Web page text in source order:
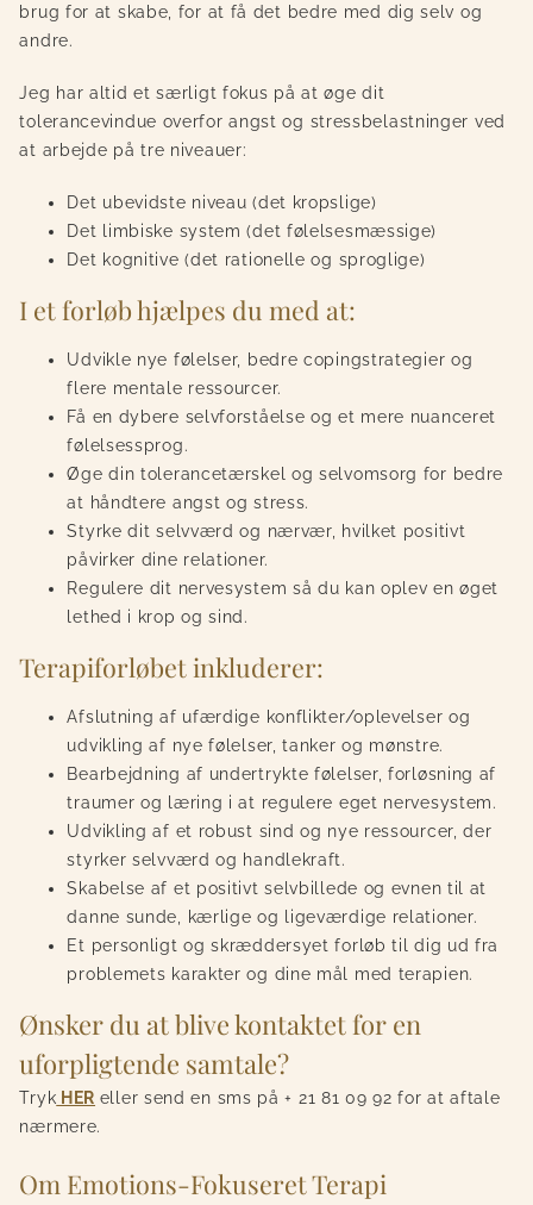
brug for at skabe, for at få det bedre med dig selv og
andre.
Jeg har altid et særligt fokus på at øge dit
tolerancevindue overfor angst og stressbelastninger ved
at arbejde på tre niveauer:
Det ubevidste niveau (det kropslige)
Det limbiske system (det følelsesmæssige)
Det kognitive (det rationelle og sproglige)
I et forløb hjælpes du med at:
Udvikle nye følelser, bedre copingstrategier og
flere mentale ressourcer.
Få en dybere selvforståelse og et mere nuanceret
følelsessprog.
Øge din tolerancetærskel og selvomsorg for bedre
at håndtere angst og stress.
Styrke dit selvværd og nærvær, hvilket positivt
påvirker dine relationer.
Regulere dit nervesystem så du kan oplev en øget
lethed i krop og sind.
Terapiforløbet inkluderer:
Afslutning af ufærdige konflikter/oplevelser og
udvikling af nye følelser, tanker og mønstre.
Bearbejdning af undertrykte følelser, forløsning af
traumer og læring i at regulere eget nervesystem.
Udvikling af et robust sind og nye ressourcer, der
styrker selvværd og handlekraft.
Skabelse af et positivt selvbillede og evnen til at
danne sunde, kærlige og ligeværdige relationer.
Et personligt og skræddersyet forløb til dig ud fra
problemets karakter og dine mål med terapien.
Ønsker du at blive kontaktet for en
uforpligtende samtale?
Tryk HER eller send en sms på + 21 81 09 92 for at aftale
nærmere.
Om Emotions-Fokuseret Terapi